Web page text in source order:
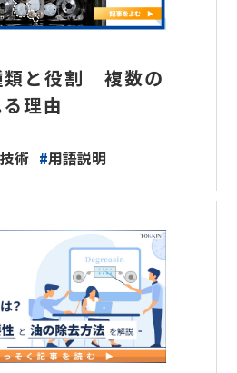
と役割｜複数の
理由
術 #用語説明